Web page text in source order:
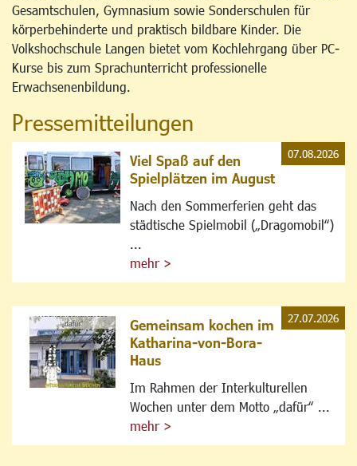
Gesamtschulen, Gymnasium sowie Sonderschulen für
körperbehinderte und praktisch bildbare Kinder. Die
Volkshochschule Langen bietet vom Kochlehrgang über PC-
Kurse bis zum Sprachunterricht professionelle
Erwachsenenbildung.
Pressemitteilungen
Viel Spaß auf den
Spielplätzen im August
Nach den Sommerferien geht das
städtische Spielmobil („Dragomobil“)
...
mehr >
07.08.2026
Gemeinsam kochen im
Katharina-von-Bora-
Haus
Im Rahmen der Interkulturellen
Wochen unter dem Motto „dafür“ ...
mehr >
27.07.2026